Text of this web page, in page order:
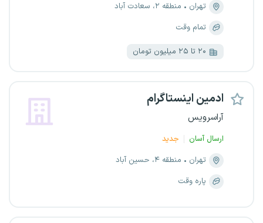
تهران
منطقه ۲، سعادت آباد
تمام وقت
۲۰ تا ۲۵ میلیون تومان
ادمین اینستاگرام
آراسرویس
ارسال آسان
جدید
تهران
منطقه ۴، حسین آباد
پاره وقت